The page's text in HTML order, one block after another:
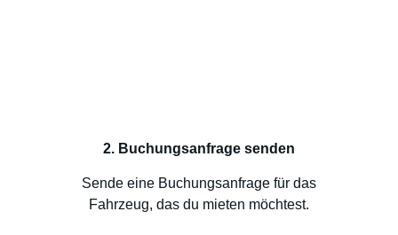
2. Buchungsanfrage senden
Sende eine Buchungsanfrage für das
Fahrzeug, das du mieten möchtest.